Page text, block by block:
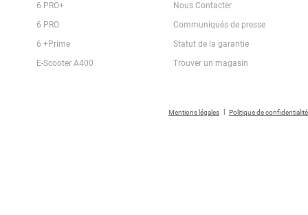
Nous Contacter
Communiqués de presse
Statut de la garantie
Trouver un magasin
6 PRO+
6 PRO
6 +Prime
E-Scooter A400
Mentions légales I Politique de